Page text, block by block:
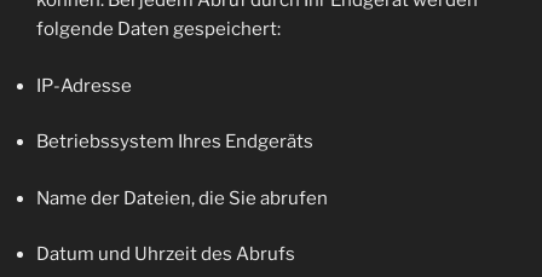
folgende Daten gespeichert:
IP-Adresse
Betriebssystem Ihres Endgeräts
Name der Dateien, die Sie abrufen
Datum und Uhrzeit des Abrufs